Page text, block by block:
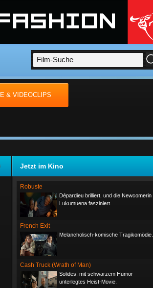
& VIDEOCLIPS
Jetzt im Kino
Robuste
Dépardieu brilliert, und die Newcomerin
Lukumuena fasziniert.
French Exit
Melancholisch-komische Tragikomödie.
Cash Truck (Wrath of Man)
Solides, mit schwarzem Humor
unterlegtes Heist-Movie.